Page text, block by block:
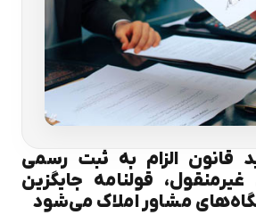
قانون الزام به ثبت رسمی
قولنامه جایگزین
مشاور املاک می‌شود